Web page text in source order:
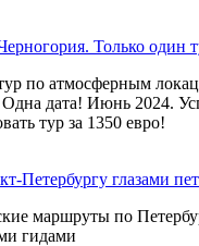
Только один
по атмосферным
Одна дата! Июнь 2024.
тур за 1350 евро!
Петербургу глазами
маршруты по
гидами